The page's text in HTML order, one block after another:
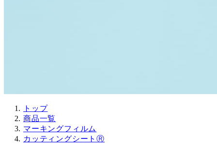
トップ
商品一覧
マーキングフィルム
カッティングシートⓇ